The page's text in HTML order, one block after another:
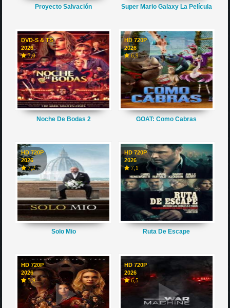
Proyecto Salvación Super Mario Galaxy La Película
DVD-S & TS
2026
7,0
Noche De Bodas 2
HD 720P
2026
6,9
GOAT: Como Cabras
HD 720P
2026
7,2
Solo Mio
HD 720P
2026
7,1
Ruta De Escape
HD 720P
2026
5,9
HD 720P
2026
6,5